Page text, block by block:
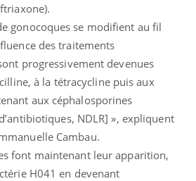
gonocoques se modifient au fil
des traitements
progressivement devenues
à la tétracycline puis aux
aux céphalosporines
NDLR] », expliquent
Cambau.
font maintenant leur apparition,
H041 en devenant